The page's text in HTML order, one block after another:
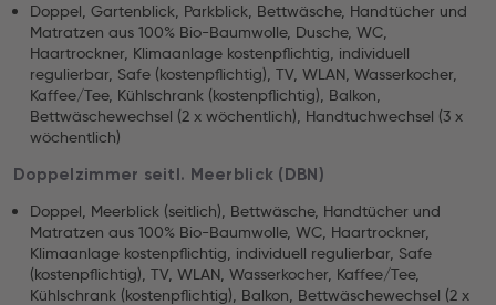
Doppel, Gartenblick, Parkblick, Bettwäsche, Handtücher und
Matratzen aus 100% Bio-Baumwolle, Dusche, WC,
Haartrockner, Klimaanlage kostenpflichtig, individuell
regulierbar, Safe (kostenpflichtig), TV, WLAN, Wasserkocher,
Kaffee/Tee, Kühlschrank (kostenpflichtig), Balkon,
Bettwäschewechsel (2 x wöchentlich), Handtuchwechsel (3 x
wöchentlich)
Doppelzimmer seitl. Meerblick (DBN)
Doppel, Meerblick (seitlich), Bettwäsche, Handtücher und
Matratzen aus 100% Bio-Baumwolle, WC, Haartrockner,
Klimaanlage kostenpflichtig, individuell regulierbar, Safe
(kostenpflichtig), TV, WLAN, Wasserkocher, Kaffee/Tee,
Kühlschrank (kostenpflichtig), Balkon, Bettwäschewechsel (2 x